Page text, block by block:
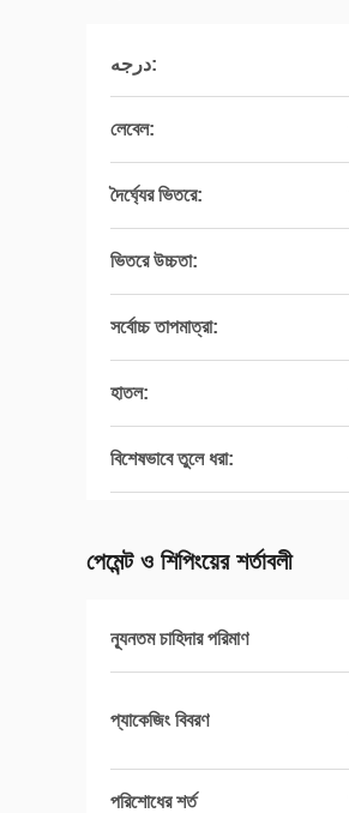
درجه:
লেবেল:
দৈর্ঘ্যের ভিতরে:
ভিতরে উচ্চতা:
সর্বোচ্চ তাপমাত্রা:
হাতল:
বিশেষভাবে তুলে ধরা:
পেমেন্ট ও শিপিংয়ের শর্তাবলী
ন্যূনতম চাহিদার পরিমাণ
প্যাকেজিং বিবরণ
পরিশোধের শর্ত